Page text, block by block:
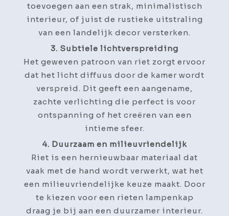
toevoegen aan een strak, minimalistisch
interieur, of juist de rustieke uitstraling
van een landelijk decor versterken.
3. Subtiele lichtverspreiding
Het geweven patroon van riet zorgt ervoor
dat het licht diffuus door de kamer wordt
verspreid. Dit geeft een aangename,
zachte verlichting die perfect is voor
ontspanning of het creëren van een
intieme sfeer.
4. Duurzaam en milieuvriendelijk
Riet is een hernieuwbaar materiaal dat
vaak met de hand wordt verwerkt, wat het
een milieuvriendelijke keuze maakt. Door
te kiezen voor een rieten lampenkap
draag je bij aan een duurzamer interieur.